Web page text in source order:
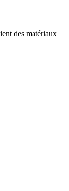
des matériaux